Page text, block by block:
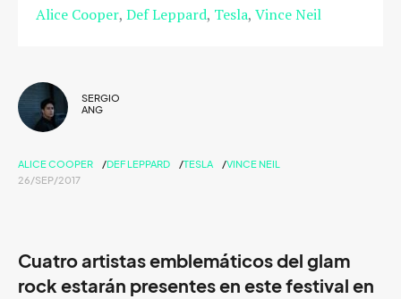
Alice Cooper Def Leppard Tesla Vince Neil
SERGIO
ANG
ALICE COOPER DEF LEPPARD TESLA
VINCE NEIL
26/SEP/2017
Cuatro artistas emblemáticos del glam
rock estarán presentes en este festival en